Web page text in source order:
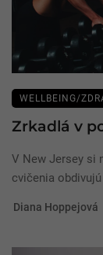
WELLBEING/
Zrkadlá v
V New Jersey si
cvičenia
Diana Hoppejová